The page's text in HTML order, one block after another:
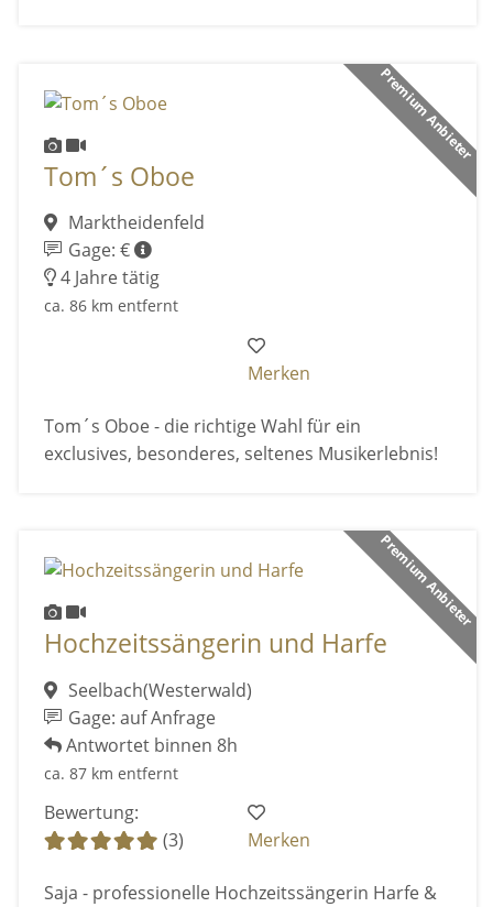
Premium Anbieter
Tom´s Oboe
Marktheidenfeld
Gage: €
4 Jahre tätig
ca. 86 km entfernt
Merken
Tom´s Oboe - die richtige Wahl für ein
exclusives, besonderes, seltenes Musikerlebnis!
Premium Anbieter
Hochzeitssängerin und Harfe
Seelbach(Westerwald)
Gage: auf Anfrage
Antwortet binnen 8h
ca. 87 km entfernt
Bewertung:
(3)
Merken
Saja - professionelle Hochzeitssängerin Harfe &